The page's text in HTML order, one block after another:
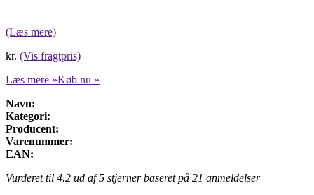
(Læs mere)
kr. (Vis fragtpris)
Læs mere »Køb nu »
Navn:
Kategori:
Producent:
Varenummer:
EAN:
Vurderet til 4.2 ud af 5 stjerner baseret på 21 anmeldelser